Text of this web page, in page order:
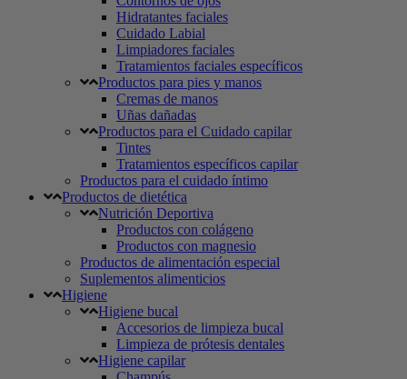
Hidratantes faciales
Cuidado Labial
Limpiadores faciales
Tratamientos faciales específicos
Productos para pies y manos
Cremas de manos
Uñas dañadas
Productos para el Cuidado capilar
Tintes
Tratamientos específicos capilar
Productos para el cuidado íntimo
Productos de dietética
Nutrición Deportiva
Productos con colágeno
Productos con magnesio
Productos de alimentación especial
Suplementos alimenticios
Higiene
Higiene bucal
Accesorios de limpieza bucal
Limpieza de prótesis dentales
Higiene capilar